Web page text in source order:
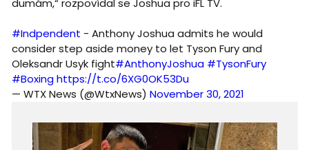
dumám,“ rozpovídal se Joshua pro iFL TV.
#Indpendent - Anthony Joshua admits he would
consider step aside money to let Tyson Fury and
Oleksandr Usyk fight#AnthonyJoshua #TysonFury
#Boxing https://t.co/6XG0OK53Du
— WTX News (@WtxNews) November 30, 2021